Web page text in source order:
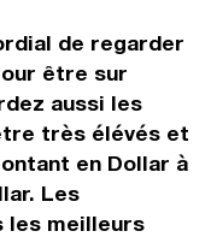
de regarder
être sur
aussi les
très élévés et
en Dollar à
Les
les meilleurs